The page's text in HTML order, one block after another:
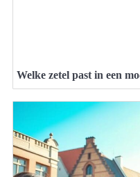
Welke zetel past in een